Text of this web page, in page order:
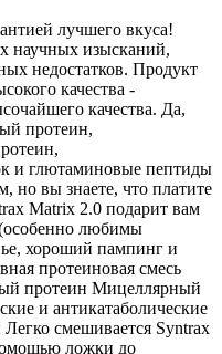
лучшего вкуса!
научных изысканий,
недостатков. Продукт
качества -
качества. Да,
протеин,
и глютаминовые пептиды
но вы знаете, что платите
Matrix 2.0 подарит вам
любимы
хороший пампинг и
протеиновая смесь
протеин Мицеллярный
и антикатаболические
смешивается Syntrax
ложки до